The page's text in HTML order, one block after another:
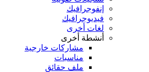
إنفوجرافيك
فيديوجرافيك
لغات أخرى
أنشطة أخرى
مشاركات خارجية
مناسبات
ملف حقائق